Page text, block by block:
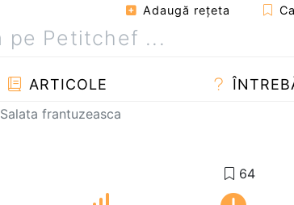
Adaugă reţeta
ARTICOLE
Salata frantuzeasca